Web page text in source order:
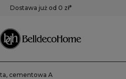
Dostawa już od 0 zł*
pudełka, koszyki
cementowa A